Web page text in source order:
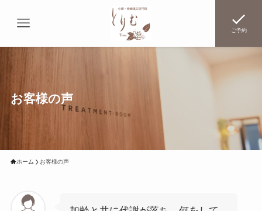
ご予約
お客様の声
ホーム お客様の声